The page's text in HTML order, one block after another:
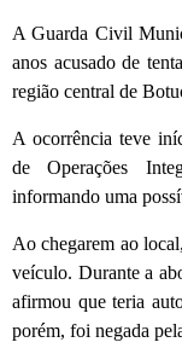
AGuarda Civil
anos acusado de
região central de
A ocorrência teve
de Operações
informando uma
Ao chegarem ao
veículo. Durante a
afirmou que teria
porém, foi negada